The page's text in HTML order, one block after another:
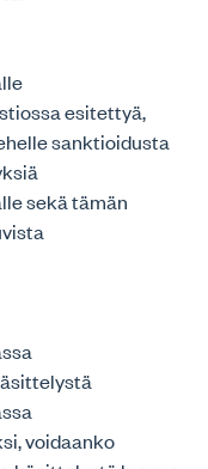
esitettyä,
sanktioidusta
sekä tämän
voidaanko